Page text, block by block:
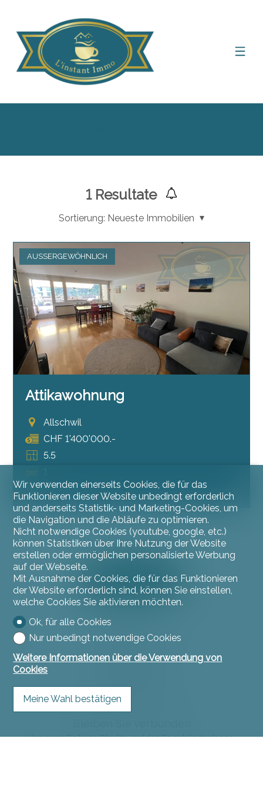
1Resultate
Sortierung: Neueste Immobilien
AUSSERGEWÖHNLICH
Attikawohnung
Allschwil
CHF 1'400'000.-
5.5
Attika
Kontaktieren Sie uns
Rue du Jura 11
Verpassen Sie keine Objekte, melden Sie sich kostenlos an.
Wir verwenden einerseits Cookies, die für das
Funktionieren dieser Website unbedingt erforderlich
und anderseits Statistik- und Marketing-Cookies, um
die Navigation und die Abläufe zu optimieren.
Nicht notwendige Cookies (youtube, google, etc.)
können Statistiken über Ihre Nutzung der Website
erstellen oder ermöglichen personalisierte Werbung
auf der Webseite.
Mit Ausnahme der Cookies, die für das Funktionieren
der Website erforderlich sind, können Sie einstellen,
welche Cookies Sie aktivieren möchten.
Ok, für alle Cookies
Nur unbedingt notwendige Cookies
Weitere Informationen über die Verwendung von
Cookies
Meine Wahl bestätigen